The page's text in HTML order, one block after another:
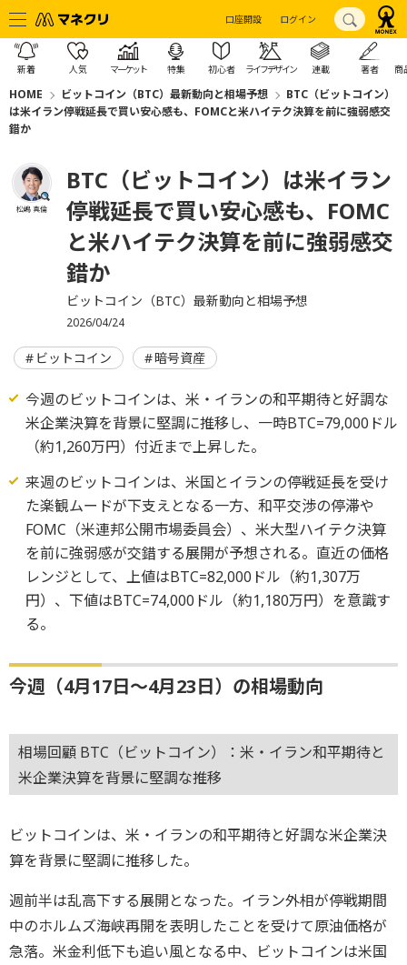
口座開設 ログイン
新着 人気 マーケット 特集 初心者 ライフデザイン 連載 著者 商
HOME ビットコイン（BTC）最新動向と相場予想
BTC（ビットコイン）
は米イラン停戦延長で買い安心感も、FOMCと米ハイテク決算を前に強弱感交
錯か
松嶋 真倫
BTC（ビットコイン）は米イラン
停戦延長で買い安心感も、FOMC
と米ハイテク決算を前に強弱感交
錯か
ビットコイン（BTC）最新動向と相場予想
2026/04/24
ビットコイン 暗号資産
今週のビットコインは、米・イランの和平期待と好調な
米企業決算を背景に堅調に推移し、一時BTC=79,000ドル
（約1,260万円）付近まで上昇した。
来週のビットコインは、米国とイランの停戦延長を受け
た楽観ムードが下支えとなる一方、和平交渉の停滞や
FOMC（米連邦公開市場委員会）、米大型ハイテク決算
を前に強弱感が交錯する展開が予想される。直近の価格
レンジとして、上値はBTC=82,000ドル（約1,307万
円）、下値はBTC=74,000ドル（約1,180万円）を意識す
る。
今週（4月17日～4月23日）の相場動向
相場回顧 BTC（ビットコイン）：米・イラン和平期待と
米企業決算を背景に堅調な推移
ビットコインは、米・イランの和平期待と好調な米企業決
算を背景に堅調に推移した。
週前半は乱高下する展開となった。イラン外相が停戦期間
中のホルムズ海峡再開を表明したことを受けて原油価格が
急落。米金利低下も追い風となる中、ビットコインは米国